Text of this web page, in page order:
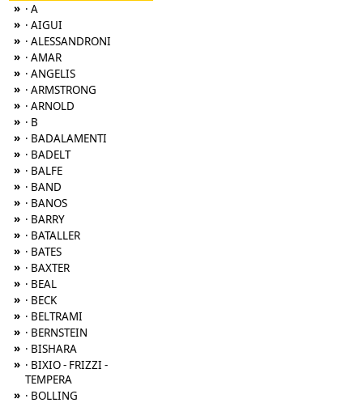
» · A
» · AIGUI
» · ALESSANDRONI
» · AMAR
» · ANGELIS
» · ARMSTRONG
» · ARNOLD
» · B
» · BADALAMENTI
» · BADELT
» · BALFE
» · BAND
» · BANOS
» · BARRY
» · BATALLER
» · BATES
» · BAXTER
» · BEAL
» · BECK
» · BELTRAMI
» · BERNSTEIN
» · BISHARA
» · BIXIO - FRIZZI -
TEMPERA
» · BOLLING